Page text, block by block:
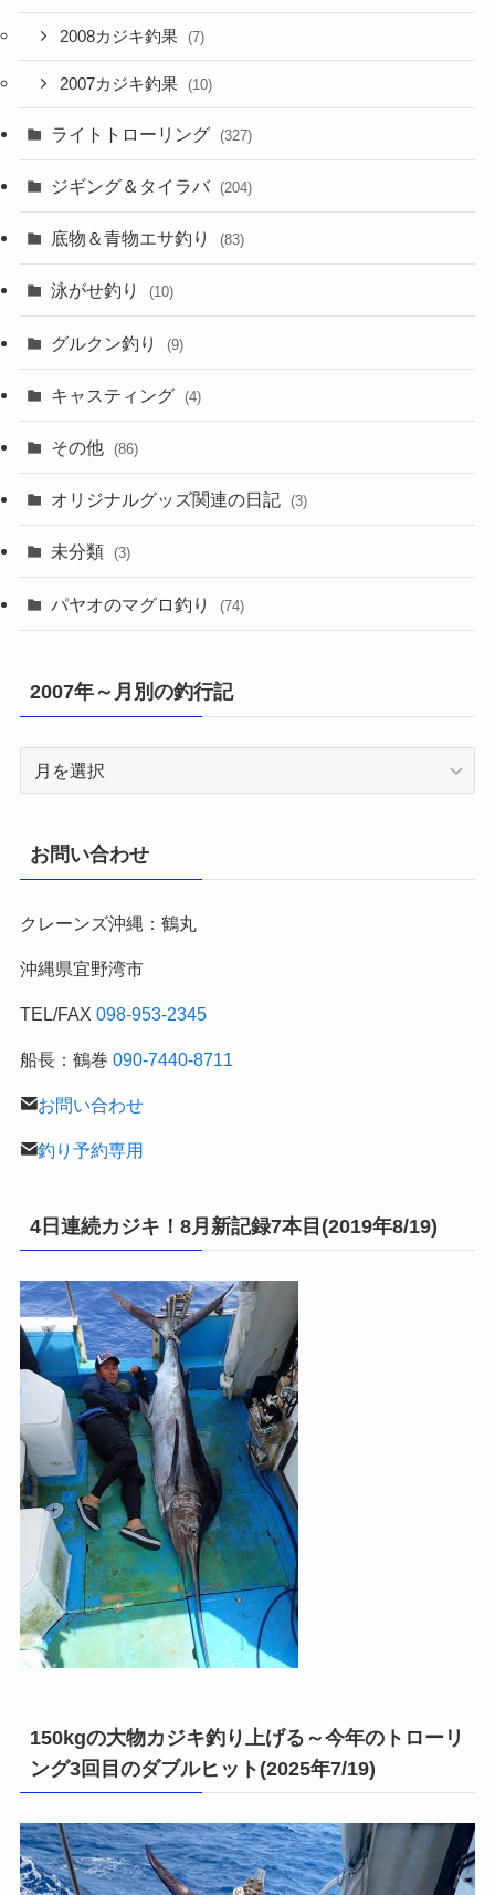
2008カジキ釣果 (7)
2007カジキ釣果 (10)
ライトトローリング (327)
ジギング＆タイラバ (204)
底物＆青物エサ釣り (83)
泳がせ釣り (10)
グルクン釣り (9)
キャスティング (4)
その他 (86)
オリジナルグッズ関連の日記 (3)
未分類 (3)
パヤオのマグロ釣り (74)
2007年～月別の釣行記
2007
月
別
釣
記
お問い合わせ
クレーンズ沖縄：鶴丸
沖縄県宜野湾市
TEL/FAX 098-953-2345
船長：鶴巻 090-7440-8711
お問い合わせ
釣り予約専用
4日連続カジキ！8月新記録7本目(2019年8/19)
150kgの大物カジキ釣り上げる～今年のトローリ
ング3回目のダブルヒット(2025年7/19)